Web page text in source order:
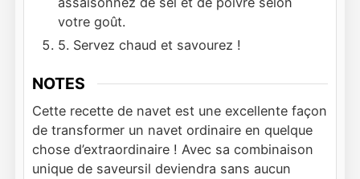
votre goût.
5. Servez chaud et savourez !
NOTES
Cette recette de navet est une excellente façon
de transformer un navet ordinaire en quelque
chose d’extraordinaire ! Avec sa combinaison
unique de saveursil deviendra sans aucun